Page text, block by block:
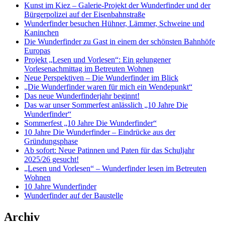
Kunst im Kiez – Galerie-Projekt der Wunderfinder und der
Bürgerpolizei auf der Eisenbahnstraße
Wunderfinder besuchen Hühner, Lämmer, Schweine und
Kaninchen
Die Wunderfinder zu Gast in einem der schönsten Bahnhöfe
Europas
Projekt „Lesen und Vorlesen“: Ein gelungener
Vorlesenachmittag im Betreuten Wohnen
Neue Perspektiven – Die Wunderfinder im Blick
„Die Wunderfinder waren für mich ein Wendepunkt“
Das neue Wunderfinderjahr beginnt!
Das war unser Sommerfest anlässlich „10 Jahre Die
Wunderfinder“
Sommerfest „10 Jahre Die Wunderfinder“
10 Jahre Die Wunderfinder – Eindrücke aus der
Gründungsphase
Ab sofort: Neue Patinnen und Paten für das Schuljahr
2025/26 gesucht!
„Lesen und Vorlesen“ – Wunderfinder lesen im Betreuten
Wohnen
10 Jahre Wunderfinder
Wunderfinder auf der Baustelle
Archiv